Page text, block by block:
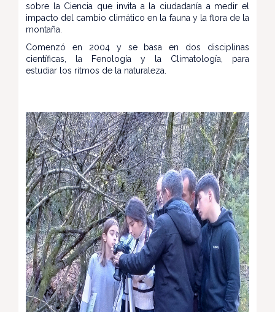
sobre la Ciencia que invita a la ciudadanía a medir el
impacto del cambio climático en la fauna y la flora de la
montaña.
Comenzó en 2004 y se basa en dos disciplinas
científicas, la Fenología y la Climatología, para
estudiar los ritmos de la naturaleza.